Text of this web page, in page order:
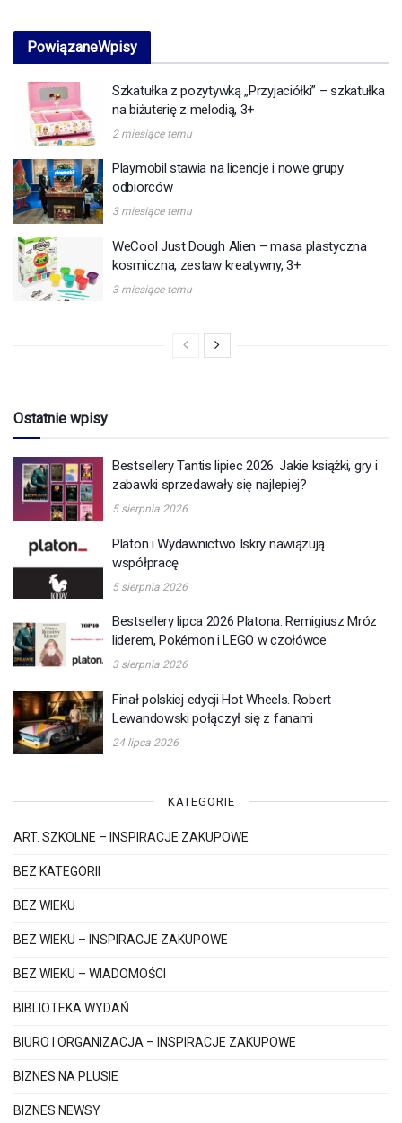
PowiązaneWpisy
Szkatułka z pozytywką „Przyjaciółki” – szkatułka
na biżuterię z melodią, 3+
2 miesiące temu
Playmobil stawia na licencje i nowe grupy
odbiorców
3 miesiące temu
WeCool Just Dough Alien – masa plastyczna
kosmiczna, zestaw kreatywny, 3+
3 miesiące temu
Ostatnie wpisy
Bestsellery Tantis lipiec 2026. Jakie książki, gry i
zabawki sprzedawały się najlepiej?
5 sierpnia 2026
Platon i Wydawnictwo Iskry nawiązują
współpracę
5 sierpnia 2026
Bestsellery lipca 2026 Platona. Remigiusz Mróz
liderem, Pokémon i LEGO w czołówce
3 sierpnia 2026
Finał polskiej edycji Hot Wheels. Robert
Lewandowski połączył się z fanami
24 lipca 2026
KATEGORIE
ART. SZKOLNE – INSPIRACJE ZAKUPOWE
BEZ KATEGORII
BEZ WIEKU
BEZ WIEKU – INSPIRACJE ZAKUPOWE
BEZ WIEKU – WIADOMOŚCI
BIBLIOTEKA WYDAŃ
BIURO I ORGANIZACJA – INSPIRACJE ZAKUPOWE
BIZNES NA PLUSIE
BIZNES NEWSY